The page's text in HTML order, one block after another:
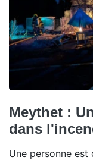
Meythet :
dans
Une personne est